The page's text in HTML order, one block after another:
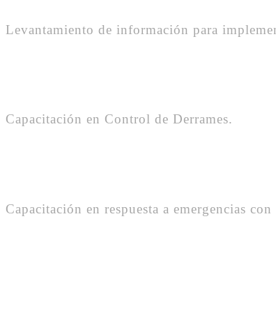
Levantamiento de información para
Capacitación en Control de Derrames.
Capacitación en respuesta a emergencias